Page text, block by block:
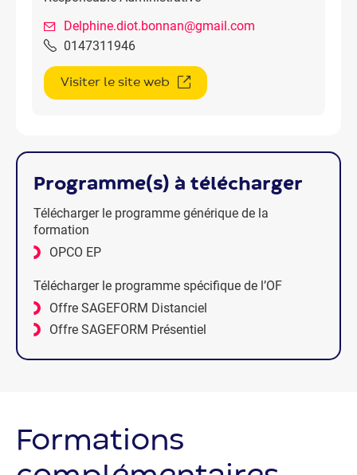
Delphine.diot.bonnan@gmail.com
0147311946
Visiter le site web
programme(s) à télécharger
Télécharger le programme générique de la
formation
OPCO EP
Télécharger le programme spécifique de l’OF
Offre SAGEFORM Distanciel
Offre SAGEFORM Présentiel
Formations